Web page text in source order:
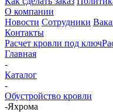
О компании
Новости Сотрудники
Контакты
Расчет кровли под ключ
Главная
-
Каталог
-
Обустройство кровли
-Яхрома